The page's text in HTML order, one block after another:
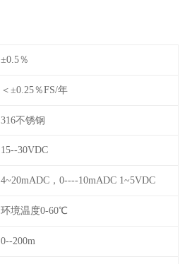
±0.5％
＜±0.25％FS/年
316不锈钢
15--30VDC
4~20mADC，0----10mADC 1~5VDC
环境温度0-60℃
0--200m